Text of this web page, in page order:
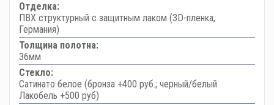
Отделка:
ПВХ структурный с защитным лаком (3D-пленка,
Германия)
Толщина полотна:
36мм
Стекло:
Сатинато белое (бронза +400 руб.; черный/белый
Лакобель +500 руб)